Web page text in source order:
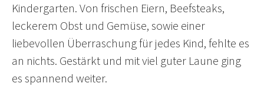
Kindergarten. Von frischen Eiern, Beefsteaks,
leckerem Obst und Gemüse, sowie einer
liebevollen Überraschung für jedes Kind, fehlte es
an nichts. Gestärkt und mit viel guter Laune ging
es spannend weiter.